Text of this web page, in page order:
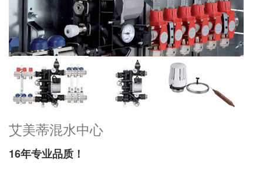
艾美蒂混水中心
16年专业品质！